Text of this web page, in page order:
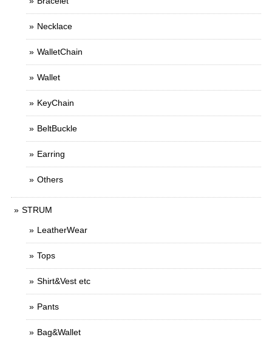
Necklace
WalletChain
Wallet
KeyChain
BeltBuckle
Earring
Others
STRUM
LeatherWear
Tops
Shirt&Vest etc
Pants
Bag&Wallet